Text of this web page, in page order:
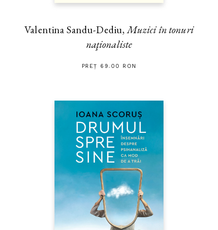
Valentina Sandu-Dediu,Muzici în tonuri
naţionaliste
PREȚ 69.00 RON